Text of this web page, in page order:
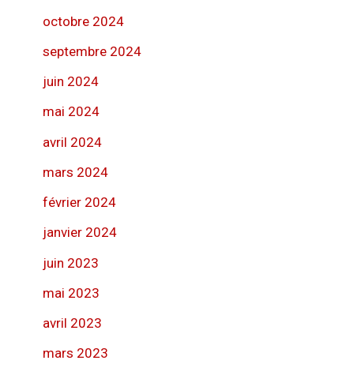
octobre 2024
septembre 2024
juin 2024
mai 2024
avril 2024
mars 2024
février 2024
janvier 2024
juin 2023
mai 2023
avril 2023
mars 2023